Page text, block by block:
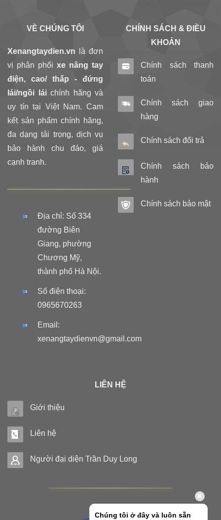
VỀ CHÚNG TÔI
Xenangtaydien.vn là đơn
vị phân phối xe nâng tay
điện, cao/ thấp - đứng
lái/ngồi láichính hãng và
uy tín tại Việt Nam. Cam
kết sản phẩm chính hãng,
đa dạng tải trọng, dịch vụ
bảo hành chu đáo, giá
cạnh tranh.
Địa chỉ: Số 334
đường Biên
Giang, phường
Chương Mỹ,
thành phố Hà Nội.
Số điện thoại:
0965670263
Email:
xenangtaydienvn@gmail.com
CHÍNH SÁCH & ĐIỀU
KHOẢN
Chính sách thanh
toán
Chính sách giao
hàng
Chính sách đổi trả
Chính sách bảo
hành
Chính sách bảo mật
LIÊN HỆ
Giới thiệu
Liên hệ
Người đại diện Trần Duy Long
Chúng tôi ở đây và luôn sẵn